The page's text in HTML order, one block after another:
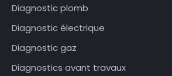
Diagnostic plomb
Diagnostic électrique
Diagnostic gaz
Diagnostics avant travaux